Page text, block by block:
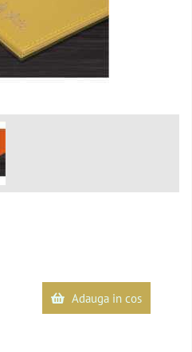
Adauga in cos